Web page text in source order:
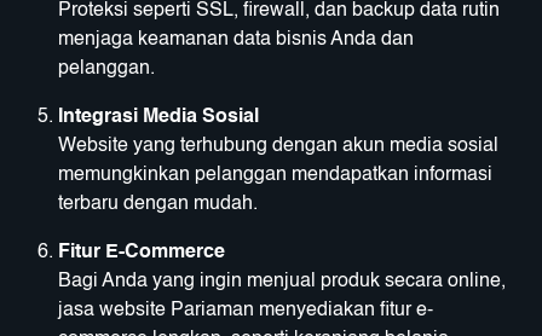
Proteksi seperti SSL, firewall, dan backup data rutin
menjaga keamanan data bisnis Anda dan
pelanggan.
Integrasi Media Sosial
Website yang terhubung dengan akun media sosial
memungkinkan pelanggan mendapatkan informasi
terbaru dengan mudah.
Fitur E-Commerce
Bagi Anda yang ingin menjual produk secara online,
jasa website Pariaman menyediakan fitur e-